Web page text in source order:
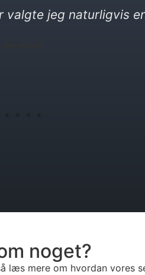
mail må gerne være
noget?
læs mere om hvordan vores